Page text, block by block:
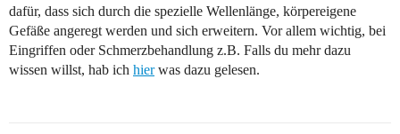
dafür, dass sich durch die spezielle Wellenlänge, körpereigene
Gefäße angeregt werden und sich erweitern. Vor allem wichtig, bei
Eingriffen oder Schmerzbehandlung z.B. Falls du mehr dazu
wissen willst, hab ich hierwas dazu gelesen.